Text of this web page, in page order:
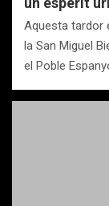
Aquesta tardor
la San Miguel
el Poble